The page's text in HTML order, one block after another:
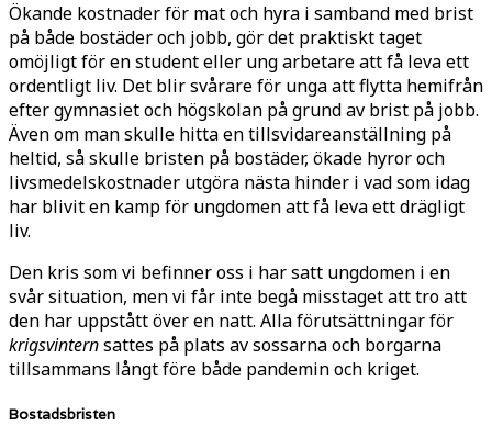
Ökande kostnader för mat och hyra i samband med brist
på både bostäder och jobb, gör det praktiskt taget
omöjligt för en student eller ung arbetare att få leva ett
ordentligt liv. Det blir svårare för unga att flytta hemifrån
efter gymnasiet och högskolan på grund av brist på jobb.
Även om man skulle hitta en tillsvidareanställning på
heltid, så skulle bristen på bostäder, ökade hyror och
livsmedelskostnader utgöra nästa hinder i vad som idag
har blivit en kamp för ungdomen att få leva ett drägligt
liv.
Den kris som vi befinner oss i har satt ungdomen i en
svår situation, men vi får inte begå misstaget att tro att
den har uppstått över en natt. Alla förutsättningar för
krigsvinternsattes på plats av sossarna och borgarna
tillsammans långt före både pandemin och kriget.
Bostadsbristen